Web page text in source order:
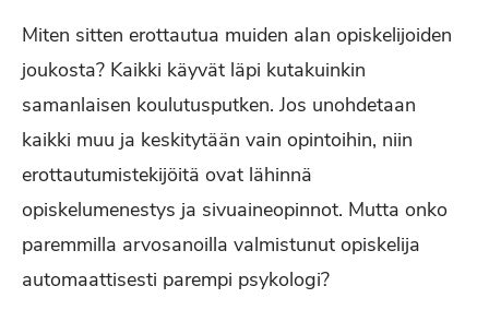
Miten sitten erottautua muiden alan opiskelijoiden
joukosta? Kaikki käyvät läpi kutakuinkin
samanlaisen koulutusputken. Jos unohdetaan
kaikki muu ja keskitytään vain opintoihin, niin
erottautumistekijöitä ovat lähinnä
opiskelumenestys ja sivuaineopinnot. Mutta onko
paremmilla arvosanoilla valmistunut opiskelija
automaattisesti parempi psykologi?